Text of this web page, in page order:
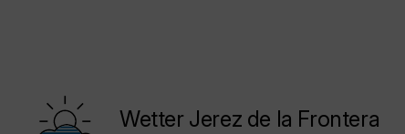
Wetter Jerez de la Frontera